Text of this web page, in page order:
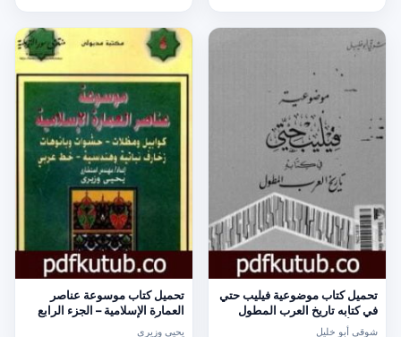
تحميل كتاب موضوعية فيليب حتي
في كتابه تاريخ العرب المطول
PDF تأليف شوقي أبو خليل مجانا
شوقي أبو خليل
تحميل كتاب موسوعة عناصر
العمارة الإسلامية – الجزء الرابع
يحيى وزيري